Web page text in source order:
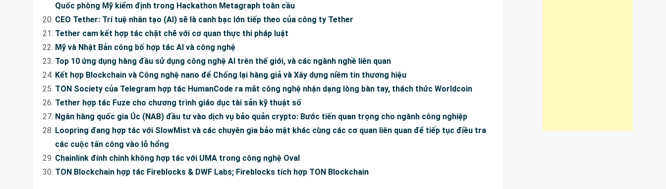
Quốc phòng Mỹ kiểm định trong Hackathon Metagraph toàn cầu
CEO Tether: Trí tuệ nhân tạo (AI) sẽ là canh bạc lớn tiếp theo của công ty Tether
Tether cam kết hợp tác chặt chẽ với cơ quan thực thi pháp luật
Mỹ và Nhật Bản công bố hợp tác AI và công nghệ
Top 10 ứng dụng hàng đầu sử dụng công nghệ AI trên thế giới, và các ngành nghề liên quan
Kết hợp Blockchain và Công nghệ nano để Chống lại hàng giả và Xây dựng niềm tin thương hiệu
TON Society của Telegram hợp tác HumanCode ra mắt công nghệ nhận dạng lòng bàn tay, thách thức Worldcoin
Tether hợp tác Fuze cho chương trình giáo dục tài sản kỹ thuật số
Ngân hàng quốc gia Úc (NAB) đầu tư vào dịch vụ bảo quản crypto: Bước tiến quan trọng cho ngành công nghiệp
Loopring đang hợp tác với SlowMist và các chuyên gia bảo mật khác cùng các cơ quan liên quan để tiếp tục điều tra
các cuộc tấn công vào lỗ hổng
Chainlink đính chính không hợp tác với UMA trong công nghệ Oval
TON Blockchain hợp tác Fireblocks & DWF Labs; Fireblocks tích hợp TON Blockchain